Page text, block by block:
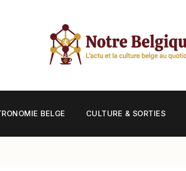
BELGE CULTURE & SORTIES